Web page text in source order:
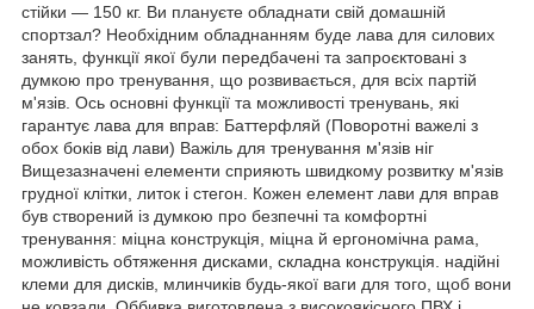
стійки — 150 кг. Ви плануєте обладнати свій домашній
спортзал? Необхідним обладнанням буде лава для силових
занять, функції якої були передбачені та запроєктовані з
думкою про тренування, що розвивається, для всіх партій
м'язів. Ось основні функції та можливості тренувань, які
гарантує лава для вправ: Баттерфляй (Поворотні важелі з
обох боків від лави) Важіль для тренування м'язів ніг
Вищезазначені елементи сприяють швидкому розвитку м'язів
грудної клітки, литок і стегон. Кожен елемент лави для вправ
був створений із думкою про безпечні та комфортні
тренування: міцна конструкція, міцна й ергономічна рама,
можливість обтяження дисками, складна конструкція. надійні
клеми для дисків, млинчиків будь-якої ваги для того, щоб вони